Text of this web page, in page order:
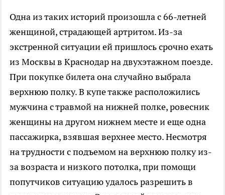
Одна из таких историй произошла с 66-летней
женщиной, страдающей артритом. Из-за
экстренной ситуации ей пришлось срочно ехать
из Москвы в Краснодар на двухэтажном поезде.
При покупке билета она случайно выбрала
верхнюю полку. В купе также расположились
мужчина с травмой на нижней полке, ровесник
женщины на другом нижнем месте и еще одна
пассажирка, взявшая верхнее место. Несмотря
на трудности с подъемом на верхнюю полку из-
за возраста и низкого потолка, при помощи
попутчиков ситуацию удалось разрешить в